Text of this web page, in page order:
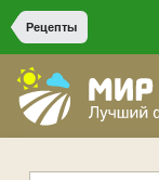
Рецепты